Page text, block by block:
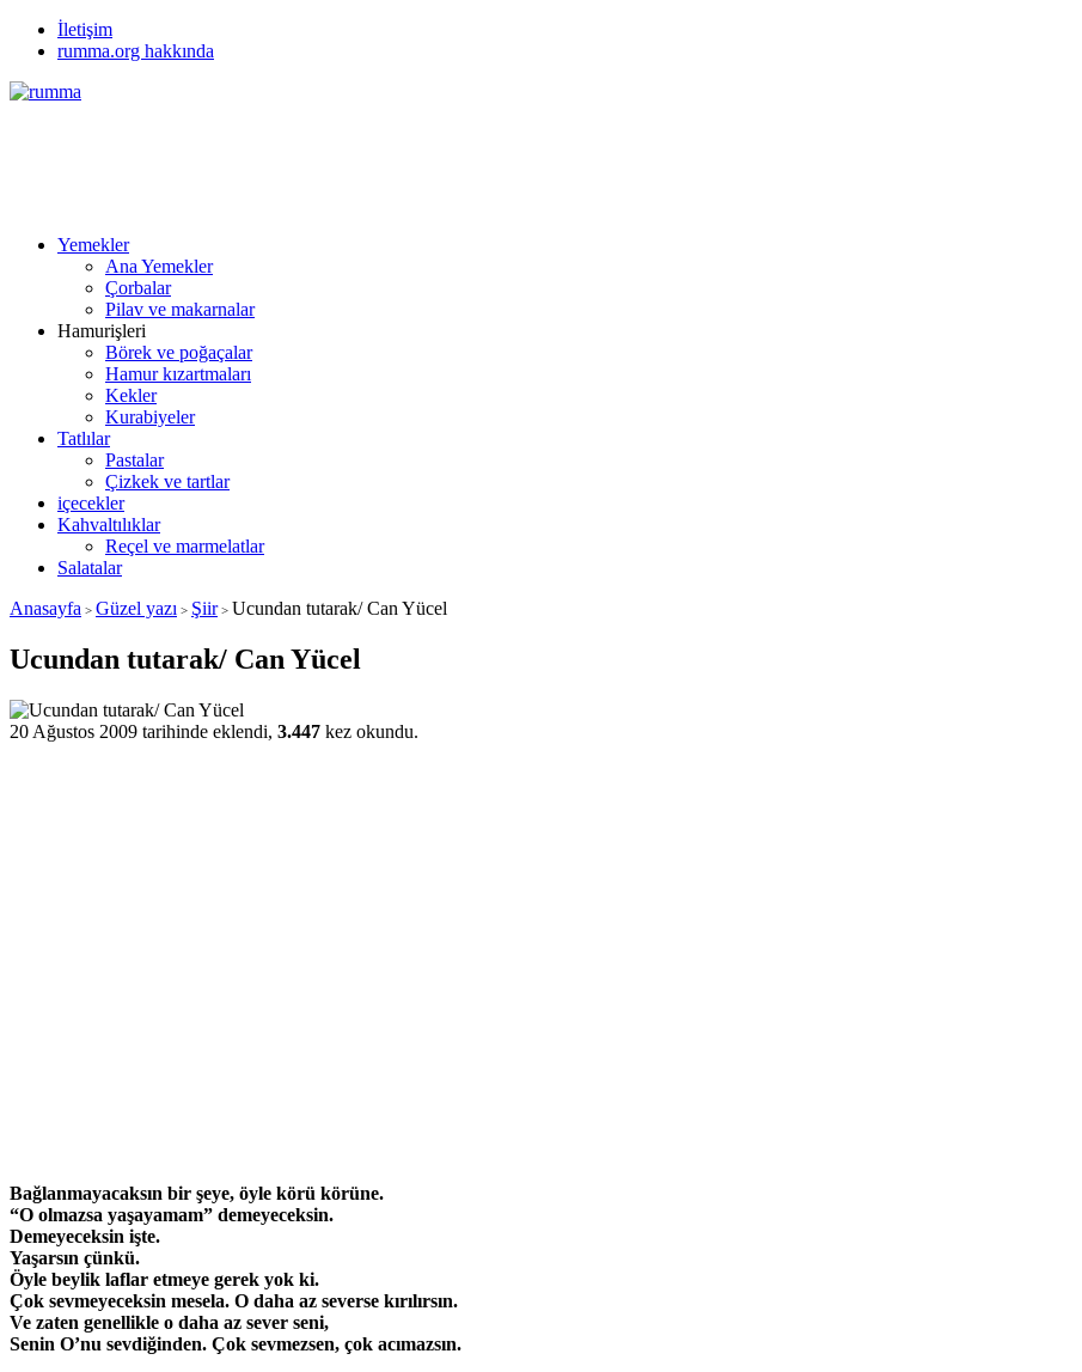
İletişim
rumma.org hakkında
Yemekler
Ana Yemekler
Çorbalar
Pilav ve makarnalar
Hamurişleri
Börek ve poğaçalar
Hamur kızartmaları
Kekler
Kurabiyeler
Tatlılar
Pastalar
Çizkek ve tartlar
içecekler
Kahvaltılıklar
Reçel ve marmelatlar
Salatalar
Anasayfa > Güzel yazı > Şiir> Ucundan tutarak/ Can Yücel
Ucundan tutarak/ Can Yücel
20 Ağustos 2009 tarihinde eklendi, 3.447 kez okundu.
Bağlanmayacaksın bir şeye, öyle körü körüne.
“O olmazsa yaşayamam” demeyeceksin.
Demeyeceksin işte.
Yaşarsın çünkü.
Öyle beylik laflar etmeye gerek yok ki.
Çok sevmeyeceksin mesela. O daha az severse kırılırsın.
Ve zaten genellikle o daha az sever seni,
Senin O’nu sevdiğinden. Çok sevmezsen, çok acımazsın.